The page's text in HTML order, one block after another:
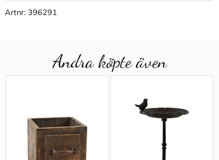
Artnr: 396291
Andra köpte även